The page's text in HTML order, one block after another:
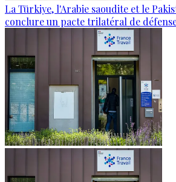
La Türkiye, l'Arabie saoudite et le
conclure un pacte trilatéral de